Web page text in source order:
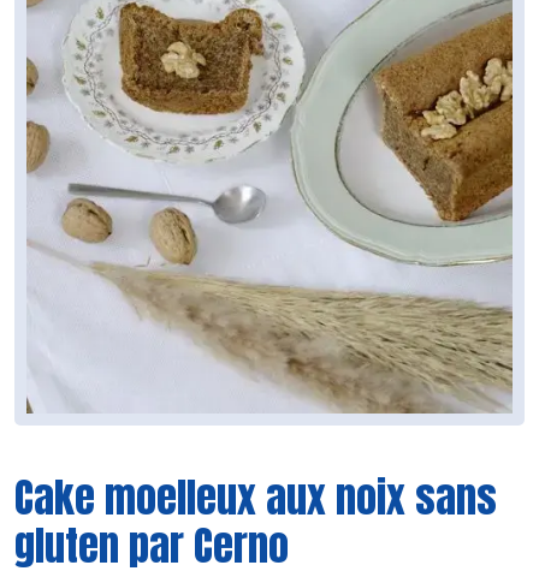
Cake moelleux aux noix sans
gluten par Cerno